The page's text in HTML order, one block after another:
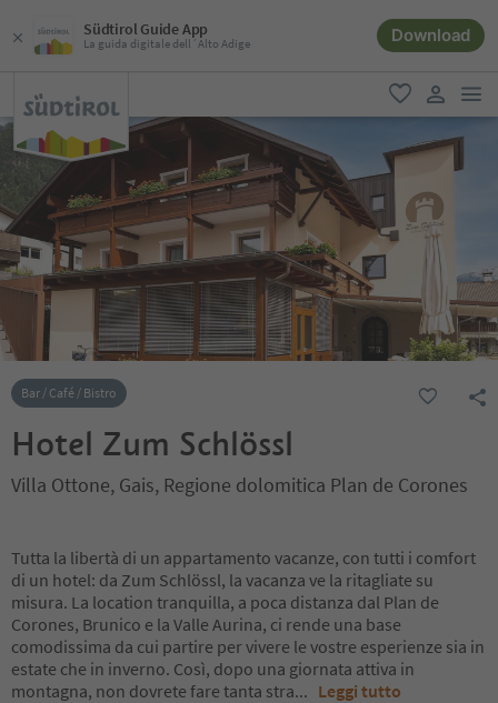
Südtirol Guide App
La guida digitale dell´Alto Adige Download
favoriti
user link
Bar / Café / Bistro
Hotel Zum Schlössl
Villa Ottone, Gais, Regione dolomitica Plan de Corones
Tutta la libertà di un appartamento vacanze, con tutti i comfort
di un hotel: da Zum Schlössl, la vacanza ve la ritagliate su
misura. La location tranquilla, a poca distanza dal Plan de
Corones, Brunico e la Valle Aurina, ci rende una base
comodissima da cui partire per vivere le vostre esperienze sia in
estate che in inverno. Così, dopo una giornata attiva in
montagna, non dovrete fare tanta stra... Leggi tutto